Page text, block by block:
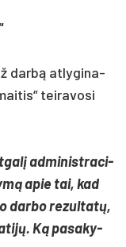
darbą at­ly­gi­na­
tei­ra­vo­si
ad­mi­nist­ra­ci­
apie tai, kad
dar­bo re­zul­tatų,
Ką pa­sa­ky­